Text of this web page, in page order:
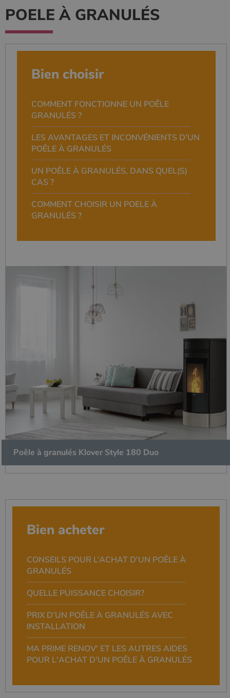
POELE À GRANULÉS
Bien choisir
COMMENT FONCTIONNE UN POÊLE
GRANULÉS ?
LES AVANTAGES ET INCONVÉNIENTS D'UN
POÊLE À GRANULÉS
UN POÊLE À GRANULÉS, DANS QUEL(S)
CAS ?
COMMENT CHOISIR UN POELE À
GRANULÉS ?
Poêle à granulés Klover Style 180 Duo
Bien acheter
CONSEILS POUR L’ACHAT D'UN POÊLE À
GRANULÉS
QUELLE PUISSANCE CHOISIR?
PRIX D’UN POÊLE À GRANULÉS AVEC
INSTALLATION
MA PRIME RENOV' ET LES AUTRES AIDES
POUR L'ACHAT D'UN POÊLE À GRANULÉS